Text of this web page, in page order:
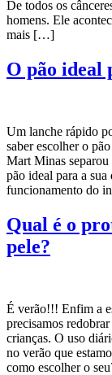
De todos os
homens. Ele
mais […]
O pão ideal
Um lanche rápido
saber escolher o
Mart Minas separou
pão ideal para a
funcionamento do
Qual é o
pele?
É verão!!! Enfim a
precisamos
crianças. O uso
no verão que
como escolher o